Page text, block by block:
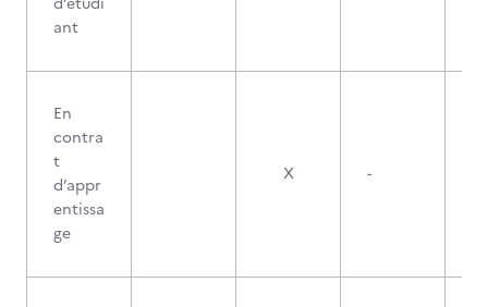
ant
En
contra
t
d’appr
entissa
ge
X -